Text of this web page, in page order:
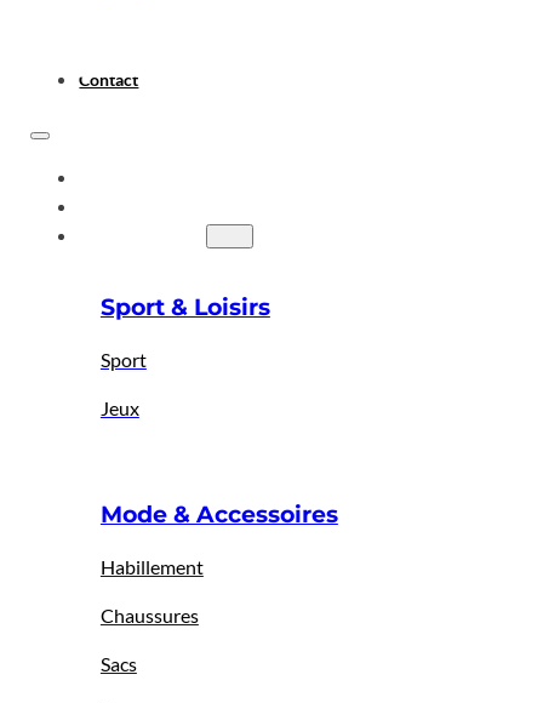
Contact
Sport & Loisirs
Sport
Jeux
Mode & Accessoires
Habillement
Chaussures
Sacs